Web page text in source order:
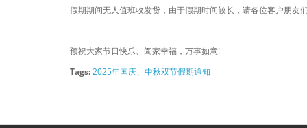
假期期间无人值班收发货，由于假期时间较长，请各位客户朋友
预祝大家节日快乐、阖家幸福，万事如意!
Tags:2025年国庆、中秋双节假期通知